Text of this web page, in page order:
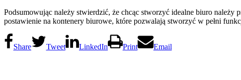
Podsumowując należy stwierdzić, że chcąc stworzyć idealne biuro należy
postawienie na kontenery biurowe, które pozwalają stworzyć w pełni
Share Tweet LinkedIn Print Email